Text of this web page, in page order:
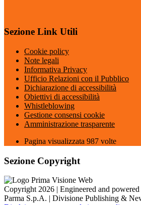
Sezione Link Utili
Cookie policy
Note legali
Informativa Privacy
Ufficio Relazioni con il Pubblico
Dichiarazione di accessibilità
Obiettivi di accessibilità
Whistleblowing
Gestione consensi cookie
Amministrazione trasparente
Pagina visualizzata 987 volte
Sezione Copyright
Copyright 2026 | Engineered and
Parma S.p.A. | Divisione Publishing &